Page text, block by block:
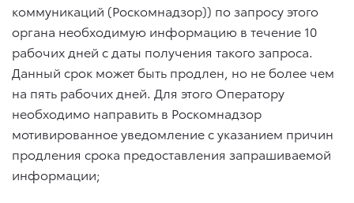
коммуникаций (Роскомнадзор)) по запросу этого
органа необходимую информацию в течение 10
рабочих дней с даты получения такого запроса.
Данный срок может быть продлен, но не более чем
на пять рабочих дней. Для этого Оператору
необходимо направить в Роскомнадзор
мотивированное уведомление с указанием причин
продления срока предоставления запрашиваемой
информации;